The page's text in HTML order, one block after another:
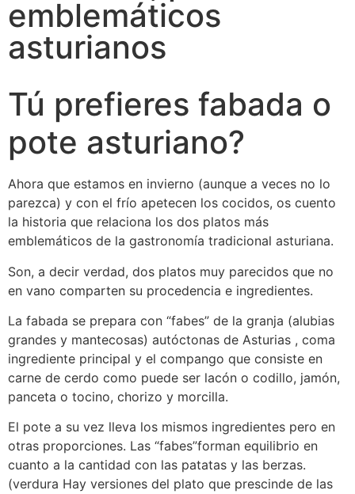
emblemáticos
asturianos
Tú prefieres fabada o
pote asturiano?
Ahora que estamos en invierno (aunque a veces no lo
parezca) y con el frío apetecen los cocidos, os cuento
la historia que relaciona los dos platos más
emblemáticos de la gastronomía tradicional asturiana.
Son, a decir verdad, dos platos muy parecidos que no
en vano comparten su procedencia e ingredientes.
La fabada se prepara con “fabes” de la granja (alubias
grandes y mantecosas) autóctonas de Asturias , coma
ingrediente principal y el compango que consiste en
carne de cerdo como puede ser lacón o codillo, jamón,
panceta o tocino, chorizo y morcilla.
El pote a su vez lleva los mismos ingredientes pero en
otras proporciones. Las “fabes”forman equilibrio en
cuanto a la cantidad con las patatas y las berzas.
(verdura Hay versiones del plato que prescinde de las